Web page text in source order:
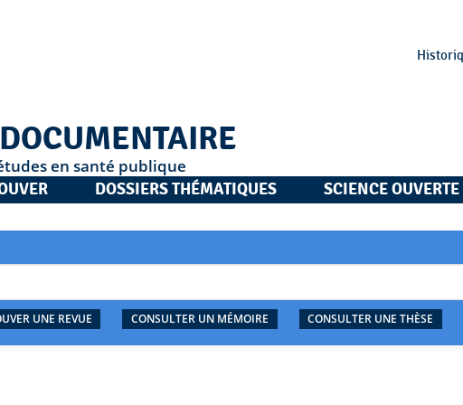
en santé publique
DOSSIERS THÉMATIQUES SCIENCE OUVERTE
UNE REVUE CONSULTER UN MÉMOIRE CONSULTER UNE THÈSE